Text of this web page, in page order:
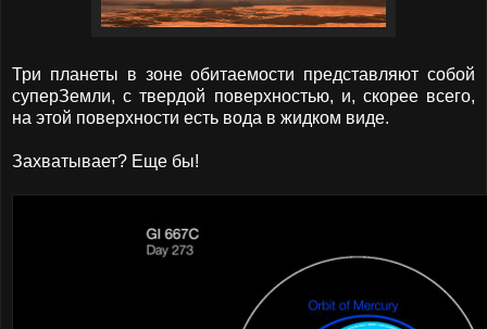
Три планеты в зоне обитаемости представляют собой
суперЗемли, с твердой поверхностью, и, скорее всего,
на этой поверхности есть вода в жидком виде.
Захватывает? Еще бы!